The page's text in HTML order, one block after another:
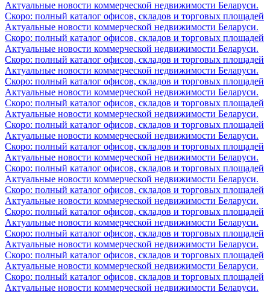
Актуальные новости коммерческой недвижимости Беларуси.
Скоро: полный каталог офисов, складов и торговых площадей
Актуальные новости коммерческой недвижимости Беларуси.
Скоро: полный каталог офисов, складов и торговых площадей
Актуальные новости коммерческой недвижимости Беларуси.
Скоро: полный каталог офисов, складов и торговых площадей
Актуальные новости коммерческой недвижимости Беларуси.
Скоро: полный каталог офисов, складов и торговых площадей
Актуальные новости коммерческой недвижимости Беларуси.
Скоро: полный каталог офисов, складов и торговых площадей
Актуальные новости коммерческой недвижимости Беларуси.
Скоро: полный каталог офисов, складов и торговых площадей
Актуальные новости коммерческой недвижимости Беларуси.
Скоро: полный каталог офисов, складов и торговых площадей
Актуальные новости коммерческой недвижимости Беларуси.
Скоро: полный каталог офисов, складов и торговых площадей
Актуальные новости коммерческой недвижимости Беларуси.
Скоро: полный каталог офисов, складов и торговых площадей
Актуальные новости коммерческой недвижимости Беларуси.
Скоро: полный каталог офисов, складов и торговых площадей
Актуальные новости коммерческой недвижимости Беларуси.
Скоро: полный каталог офисов, складов и торговых площадей
Актуальные новости коммерческой недвижимости Беларуси.
Скоро: полный каталог офисов, складов и торговых площадей
Актуальные новости коммерческой недвижимости Беларуси.
Скоро: полный каталог офисов, складов и торговых площадей
Актуальные новости коммерческой недвижимости Беларуси.